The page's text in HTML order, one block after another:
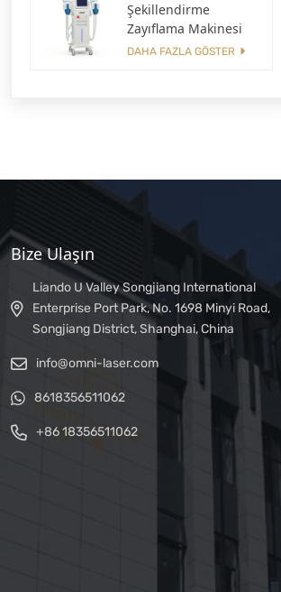
Şekillendirme
Zayıflama Makinesi
DAHA FAZLA GÖSTER
Bize Ulaşın
Liando U Valley Songjiang International
Enterprise Port Park, No. 1698 Minyi Road,
Songjiang District, Shanghai, China
info@omni-laser.com
8618356511062
+86 18356511062